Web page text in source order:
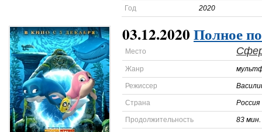
Год 2020
03.12.2020Полное
Место
Жанр
Режиссер
Страна Россия
Продолжительность 83 мин.